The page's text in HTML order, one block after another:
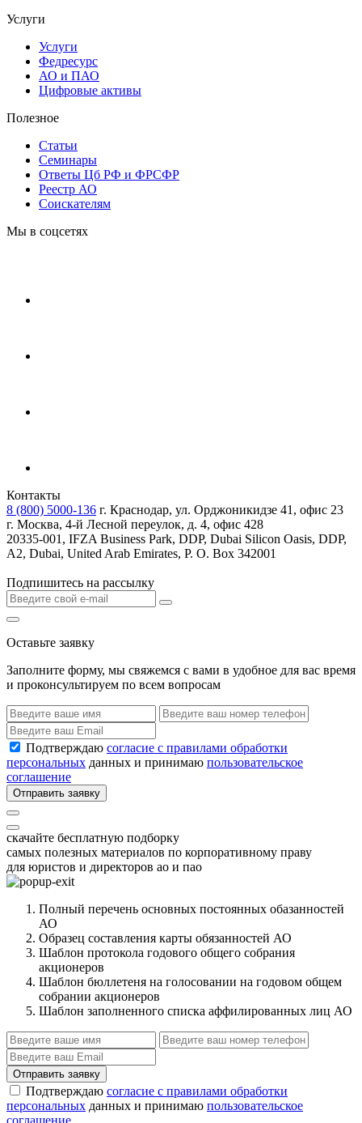
Услуги
Услуги
Федресурс
АО и ПАО
Цифровые активы
Полезное
Статьи
Cеминары
Ответы Цб РФ и ФРСФР
Реестр АО
Соискателям
Мы в соцсетях
Контакты
8 (800) 5000-136 г. Краснодар, ул. Орджоникидзе 41, офис 23
г. Москва, 4-й Лесной переулок, д. 4, офис 428
20335-001, IFZA Business Park, DDP, Dubai Silicon Oasis, DDP,
A2, Dubai, United Arab Emirates, P. O. Box 342001
Подпишитесь на рассылку
Оставьте заявку
Заполните форму, мы свяжемся с вами в удобное для вас время
и проконсультируем по всем вопросам
Подтверждаю согласие с правилами обработки
персональных данных и принимаю пользовательское
соглашение
Отправить заявку
скачайте бесплатную подборку
самых полезных материалов по корпоративному праву
для юристов и директоров ао и пао
Полный перечень основных постоянных обазанностей
АО
Образец составления карты обязанностей АО
Шаблон протокола годового общего собрания
акционеров
Шаблон бюллетеня на голосовании на годовом общем
собрании акционеров
Шаблон заполненного списка аффилированных лиц АО
Отправить заявку
Подтверждаю согласие с правилами обработки
персональных данных и принимаю пользовательское
соглашение